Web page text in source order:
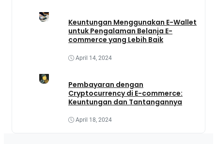
Keuntungan Menggunakan E-Wallet
untuk Pengalaman Belanja E-
commerce yang Lebih Baik
April 14, 2024
Pembayaran dengan
Cryptocurrency di E-commerce:
Keuntungan dan Tantangannya
April 18, 2024